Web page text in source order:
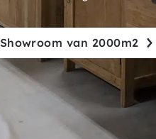
Showroom van 2000m2